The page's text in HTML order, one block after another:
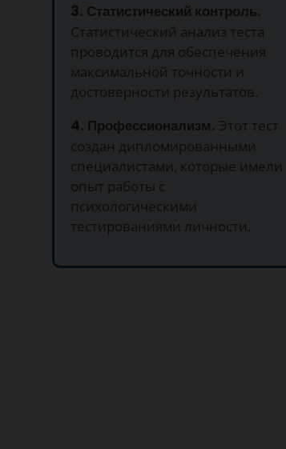
3. Статистический контроль.
Статистический анализ теста
проводится для обеспечения
максимальной точности и
достоверности результатов.
4. Профессионализм. Этот тест
создан дипломированными
специалистами, которые имели
опыт работы с
психологическими
тестированиями личности.